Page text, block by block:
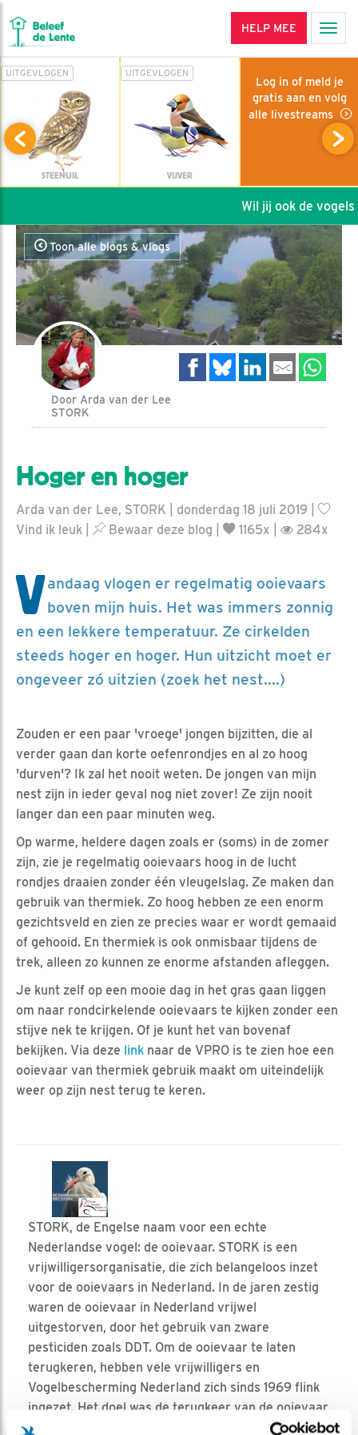
HELP MEE
UITGEVLOGEN
STEENUIL
UITGEVLOGEN
VIJVER
Log in of meld je
gratis aan en volg
alle livestreams
Wil jij ook de vogels
Toon alle blogs & vlogs
Door Arda van der Lee
STORK
Hoger en hoger
Arda van der Lee, STORK | donderdag 18 juli 2019 |
Vind ik leuk
Bewaar deze blog 1165x | 284x
Vandaag vlogen er regelmatig ooievaars
boven mijn huis. Het was immers zonnig
en een lekkere temperatuur. Ze cirkelden
steeds hoger en hoger. Hun uitzicht moet er
ongeveer zó uitzien (zoek het nest....)
Zouden er een paar 'vroege' jongen bijzitten, die al
verder gaan dan korte oefenrondjes en al zo hoog
'durven'? Ik zal het nooit weten. De jongen van mijn
nest zijn in ieder geval nog niet zover! Ze zijn nooit
langer dan een paar minuten weg.
Op warme, heldere dagen zoals er (soms) in de zomer
zijn, zie je regelmatig ooievaars hoog in de lucht
rondjes draaien zonder één vleugelslag. Ze maken dan
gebruik van thermiek. Zo hoog hebben ze een enorm
gezichtsveld en zien ze precies waar er wordt gemaaid
of gehooid. En thermiek is ook onmisbaar tijdens de
trek, alleen zo kunnen ze enorme afstanden afleggen.
Je kunt zelf op een mooie dag in het gras gaan liggen
om naar rondcirkelende ooievaars te kijken zonder een
stijve nek te krijgen. Of je kunt het van bovenaf
bekijken. Via deze link naar de VPRO is te zien hoe een
ooievaar van thermiek gebruik maakt om uiteindelijk
weer op zijn nest terug te keren.
STORK, de Engelse naam voor een echte
Nederlandse vogel: de ooievaar. STORK is een
vrijwilligersorganisatie, die zich belangeloos inzet
voor de ooievaars in Nederland. In de jaren zestig
waren de ooievaar in Nederland vrijwel
uitgestorven, door het gebruik van zware
pesticiden zoals DDT. Om de ooievaar te laten
terugkeren, hebben vele vrijwilligers en
Vogelbescherming Nederland zich sinds 1969 flink
ingezet. Het doel was de terugkeer van de ooievaar
als broedvogel in Nederland. Dat lukt. Met de